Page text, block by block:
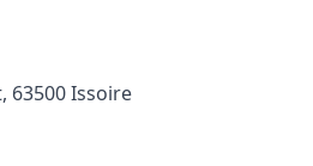
63500 Issoire